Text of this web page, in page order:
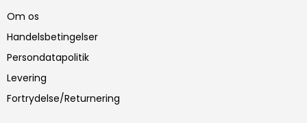
Om os
Handelsbetingelser
Persondatapolitik
Levering
Fortrydelse/Returnering